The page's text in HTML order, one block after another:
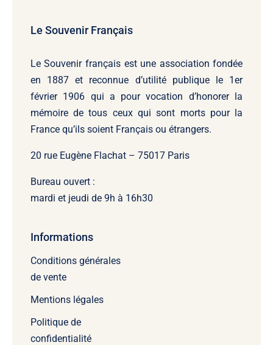
Le Souvenir Français
Le Souvenir français est une association fondée
en 1887 et reconnue d’utilité publique le 1er
février 1906 qui a pour vocation d’honorer la
mémoire de tous ceux qui sont morts pour la
France qu’ils soient Français ou étrangers.
20 rue Eugène Flachat – 75017 Paris
Bureau ouvert :
mardi et jeudi de 9h à 16h30
Informations
Conditions générales
de vente
Mentions légales
Politique de
confidentialité